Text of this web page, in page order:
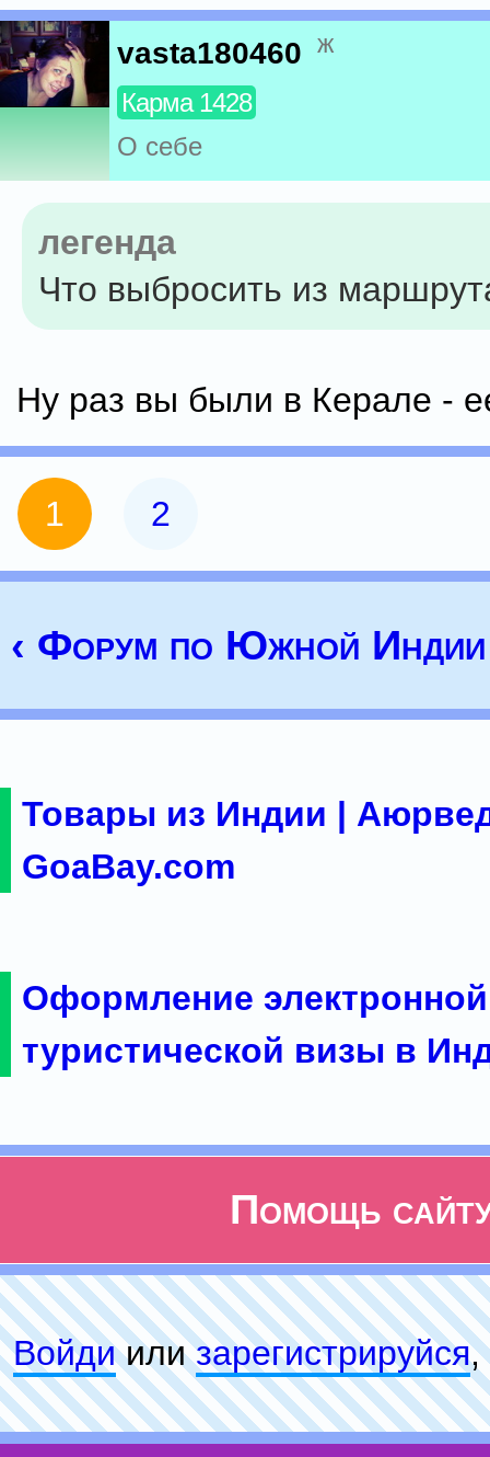
vasta180460 ж
Карма 1428
О себе
легенда
Что выбросить из
Ну раз вы были в Керале -
1 2
‹ Форум по Южной
Товары из Индии |
GoaBay.com
Оформление электронной
туристической визы в
Помощь
Войдиилизарeгиcтpируйся,